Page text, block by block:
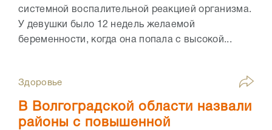
системной воспалительной реакцией организма.
У девушки было 12 недель желаемой
беременности, когда она попала с высокой...
Здоровье
В Волгоградской области назвали
районы с повышенной